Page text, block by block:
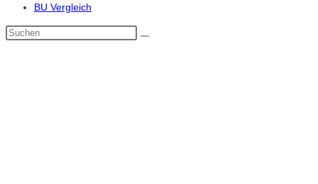
BU Vergleich
Diese